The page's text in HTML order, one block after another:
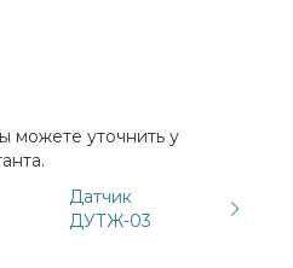
можете уточнить у
Датчик
ДУТЖ-03